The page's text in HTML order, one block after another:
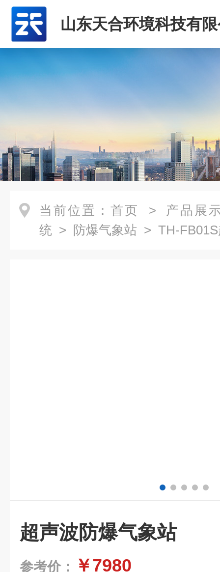
山东天合环境科技有
当前位置： 首页 > 产品展
统 > 防爆气象站 > TH-
超声波防爆气象站
参考价： ￥7980